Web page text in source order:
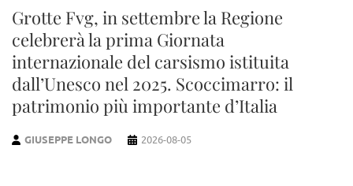
Grotte Fvg, in settembre la Regione
celebrerà la prima Giornata
internazionale del carsismo istituita
dall’Unesco nel 2025. Scoccimarro: il
patrimonio più importante d’Italia
GIUSEPPE LONGO 2026-08-05